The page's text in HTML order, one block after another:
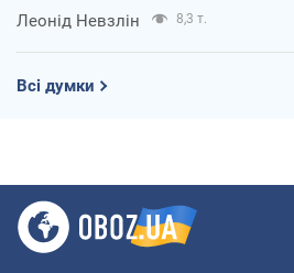
Леонід Невзлін 8,3 т.
Всі думки